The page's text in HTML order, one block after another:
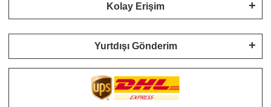
Kolay Erişim
Yurtdışı Gönderim